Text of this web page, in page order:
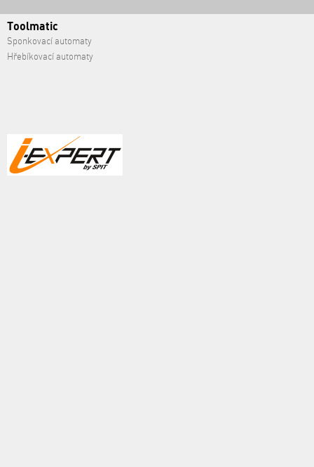
Toolmatic
Sponkovací automaty
Hřebíkovací automaty